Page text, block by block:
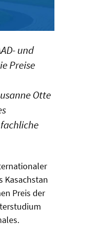
und
Preise
Otte
Kasachstan
Preis der